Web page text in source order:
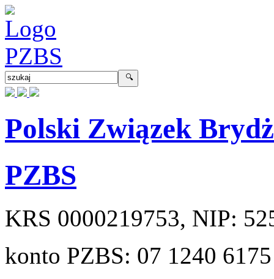
Polski Związek
PZBS
KRS 0000219753, NIP:
konto PZBS: 07 1240